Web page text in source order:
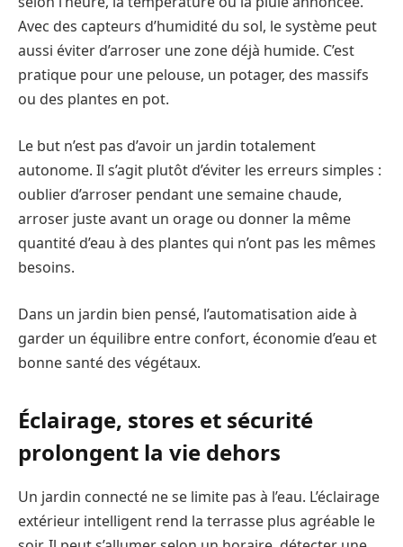
Avec des capteurs d’humidité du sol, le système peut
aussi éviter d’arroser une zone déjà humide. C’est
pratique pour une pelouse, un potager, des massifs
ou des plantes en pot.
Le but n’est pas d’avoir un jardin totalement
autonome. Il s’agit plutôt d’éviter les erreurs simples :
oublier d’arroser pendant une semaine chaude,
arroser juste avant un orage ou donner la même
quantité d’eau à des plantes qui n’ont pas les mêmes
besoins.
Dans un jardin bien pensé, l’automatisation aide à
garder un équilibre entre confort, économie d’eau et
bonne santé des végétaux.
Éclairage, stores et sécurité
prolongent la vie dehors
Un jardin connecté ne se limite pas à l’eau. L’éclairage
extérieur intelligent rend la terrasse plus agréable le